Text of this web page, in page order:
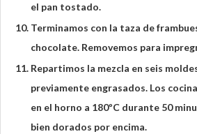
el pan tostado.
Terminamos con la taza de
chocolate. Removemos para
Repartimos la mezcla en seis
previamente engrasados. Los
en el horno a 180ºC durante 50
bien dorados por encima.